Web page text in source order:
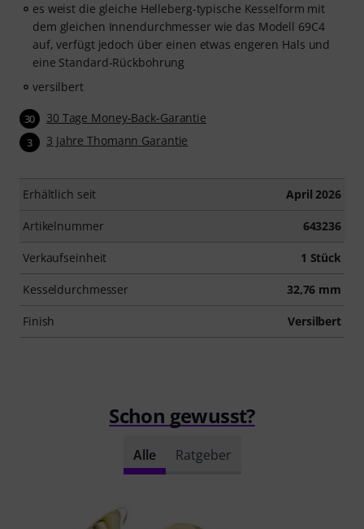
es weist die gleiche Helleberg-typische Kesselform mit
dem gleichen Innendurchmesser wie das Modell 69C4
auf, verfügt jedoch über einen etwas engeren Hals und
eine Standard-Rückbohrung
versilbert
30 30 Tage Money-Back-Garantie
3 3 Jahre Thomann Garantie
Erhältlich seit April 2026
Artikelnummer 643236
Verkaufseinheit 1 Stück
Kesseldurchmesser 32,76 mm
Finish Versilbert
Schon gewusst?
Alle Ratgeber